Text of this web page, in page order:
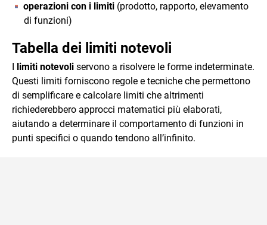
operazioni con i limiti (prodotto, rapporto, elevamento
di funzioni)
Tabella dei limiti notevoli
I limiti notevoli servono a risolvere le forme indeterminate.
Questi limiti forniscono regole e tecniche che permettono
di semplificare e calcolare limiti che altrimenti
richiederebbero approcci matematici più elaborati,
aiutando a determinare il comportamento di funzioni in
punti specifici o quando tendono all’infinito.